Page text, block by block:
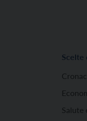
Scelte
Salute